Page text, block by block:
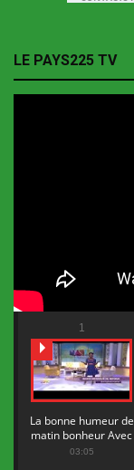
LE PAYS225 TV
1
La bonne humeur de
matin bonheur Avec
Flopy Mendosa
03:05